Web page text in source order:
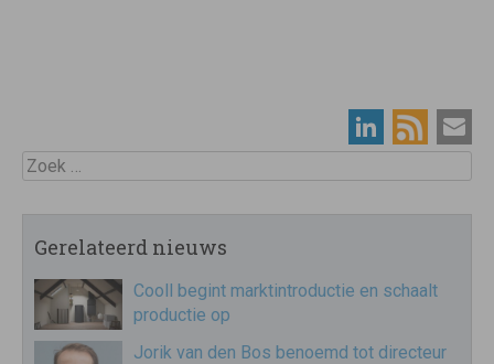
Zoek
Gerelateerd nieuws
Cooll begint marktintroductie en schaalt
productie op
Jorik van den Bos benoemd tot directeur